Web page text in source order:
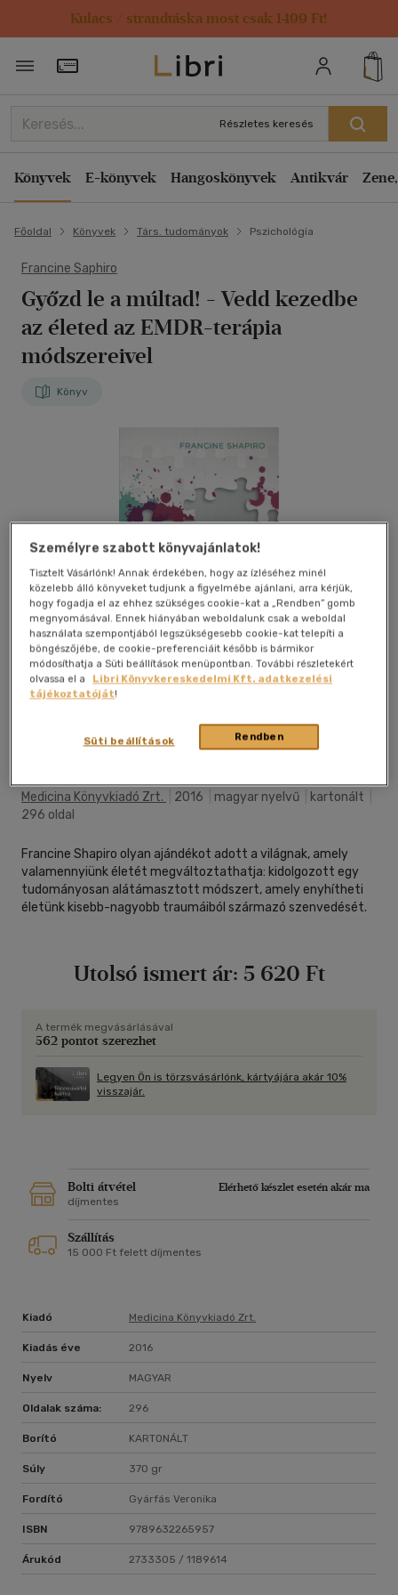
Kulacs / strandtáska most csak 1499 Ft!
Törzsvásárlói Kártya adatai
Részletes keresés
Könyvek E-könyvek Hangoskönyvek Antikvár
Főoldal Könyvek Társ. tudományok Pszichológia
Francine Saphiro
Győzd le a múltad! - Vedd kezedbe
az életed az EMDR-terápia
módszereivel
Könyv
Medicina Könyvkiadó Zrt. 2016 magyar nyelvű kartonált
296 oldal
Francine Shapiro olyan ajándékot adott a világnak, amely
valamennyiünk életét megváltoztathatja: kidolgozott egy
tudományosan alátámasztott módszert, amely enyhítheti
életünk kisebb-nagyobb traumáiból származó szenvedését.
Utolsó ismert ár: 5 620 Ft
A termék megvásárlásával
562 pontot szerezhet
Legyen Ön is törzsvásárlónk, kártyájára akár 10%
visszajár.
Bolti átvétel
Elérhető készlet esetén akár ma
díjmentes
Szállítás
15 000 Ft felett díjmentes
Kiadó Medicina Könyvkiadó Zrt.
Kiadás éve 2016
Nyelv MAGYAR
Oldalak száma: 296
Borító KARTONÁLT
Súly 370 gr
Fordító Gyárfás Veronika
ISBN 9789632265957
Árukód 2733305 / 1189614
Személyre szabott könyvajánlatok!
Tisztelt Vásárlónk! Annak érdekében, hogy az ízléséhez minél
közelebb álló könyveket tudjunk a figyelmébe ajánlani, arra kérjük,
hogy fogadja el az ehhez szükséges cookie-kat a „Rendben” gomb
megnyomásával. Ennek hiányában weboldalunk csak a weboldal
használata szempontjából legszükségesebb cookie-kat telepíti a
böngészőjébe, de cookie-preferenciáit később is bármikor
módosíthatja a Süti beállítások menüpontban. További részletekért
olvassa el a
Libri Könyvkereskedelmi Kft. adatkezelési
tájékoztatóját!
Rendben
Süti beállítások